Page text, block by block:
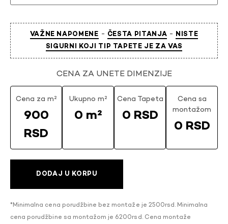
VAŽNE NAPOMENE - ČESTA PITANJA - NISTE
SIGURNI KOJI TIP TAPETE JE ZA VAS
CENA ZA UNETE DIMENZIJE
Cena za m²
900
RSD
Ukupno m²
0 m²
Cena Tapeta
0 RSD
Cena sa
montažom
0 RSD
DODAJ U KORPU
*Minimalna cena porudžbine bez montaže je 2500rsd. Minimalna
cena porudžbine sa montažom je 6200rsd. Cena montaže